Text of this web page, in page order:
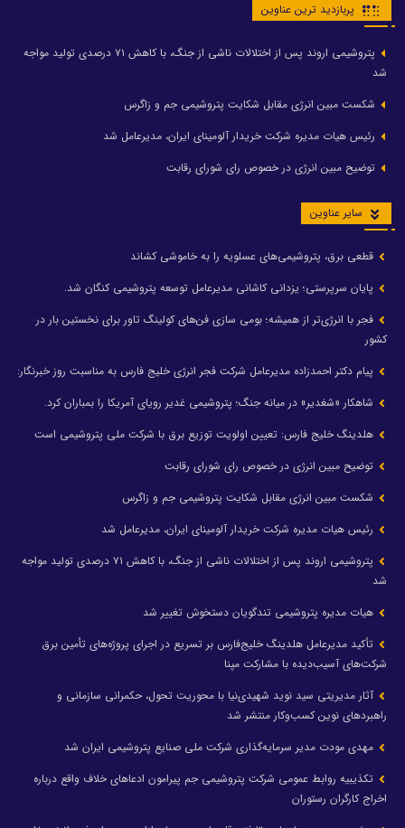
پربازدید ترین عناوین
پتروشیمی اروند پس از اختلالات ناشی از جنگ، با کاهش ۷۱ درصدی تولید مواجه
شد
شکست مبین انرژی مقابل شکایت پتروشیمی جم و زاگرس
رئیس هیات مدیره شرکت خریدار آلومینای ایران، مدیرعامل شد
توضیح مبین انرژی در خصوص رای شورای رقابت
سایر عناوین
قطعی برق، پتروشیمی‌های عسلویه را به خاموشی کشاند
پایان سرپرستی؛ یزدانی کاشانی مدیرعامل توسعه پتروشیمی کنگان شد.
فجر با انرژی‌تر از همیشه؛ بومی سازی فن‌های کولینگ تاور برای نخستین بار در
کشور
پیام دکتر احمدزاده مدیرعامل شرکت فجر انرژی خلیج فارس به مناسبت روز خبرنگار:
شاهکار «شغدیر» در میانه جنگ؛ پتروشیمی غدیر رویای آمریکا را بمباران کرد.
هلدینگ خلیج فارس: تعیین اولویت توزیع برق با شرکت ملی پتروشیمی است
توضیح مبین انرژی در خصوص رای شورای رقابت
شکست مبین انرژی مقابل شکایت پتروشیمی جم و زاگرس
رئیس هیات مدیره شرکت خریدار آلومینای ایران، مدیرعامل شد
پتروشیمی اروند پس از اختلالات ناشی از جنگ، با کاهش ۷۱ درصدی تولید مواجه
شد
هیات مدیره پتروشیمی تندگویان دستخوش تغییر شد
تأکید مدیرعامل هلدینگ خلیج‌فارس بر تسریع در اجرای پروژه‌های تأمین برق
شرکت‌های آسیب‌دیده با مشارکت مپنا
آثار مدیریتی سید نوید شهیدی‌نیا با محوریت تحول، حکمرانی سازمانی و
راهبردهای نوین کسب‌وکار منتشر شد
مهدی مودت مدیر سرمایه‌گذاری شرکت ملی صنایع پتروشیمی ایران شد
تکذیبیه روابط عمومی شرکت پتروشیمی جم پیرامون ادعاهای خلاف واقع درباره
اخراج کارگران رستوران